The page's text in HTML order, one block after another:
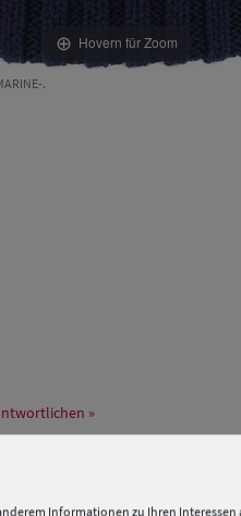
Hovern für Zoom
.
»
Informationen zu Ihren Interessen